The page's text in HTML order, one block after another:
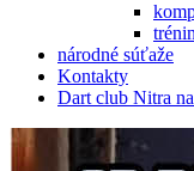
národné súťaže
Kontakty
Dart club Nitra